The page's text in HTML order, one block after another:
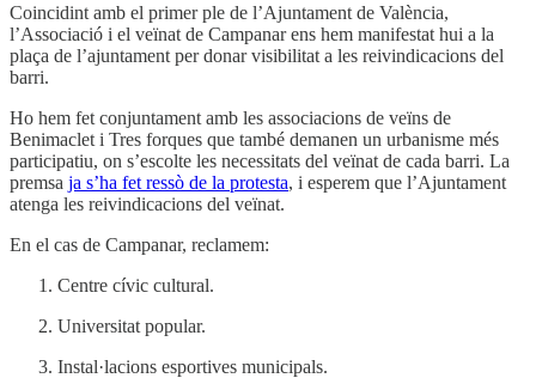
Coincidint amb el primer ple de l’Ajuntament de València,
l’Associació i el veïnat de Campanar ens hem manifestat hui a la
plaça de l’ajuntament per donar visibilitat a les reivindicacions del
barri.
Ho hem fet conjuntament amb les associacions de veïns de
Benimaclet i Tres forques que també demanen un urbanisme més
participatiu, on s’escolte les necessitats del veïnat de cada barri. La
premsa ja s’ha fet ressò de la protesta, i esperem que l’Ajuntament
atenga les reivindicacions del veïnat.
En el cas de Campanar, reclamem:
Centre cívic cultural.
Universitat popular.
Instal·lacions esportives municipals.